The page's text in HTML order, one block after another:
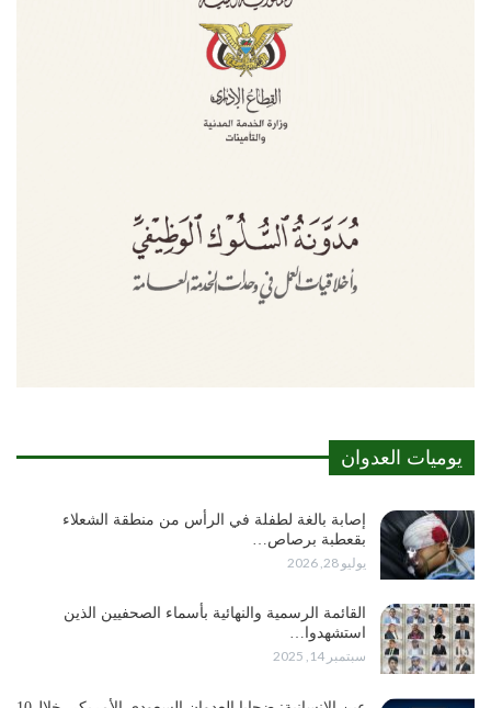
يوميات العدوان
إصابة بالغة لطفلة في الرأس من منطقة الشعلاء
بقعطبة برصاص…
يوليو 28, 2026
القائمة الرسمية والنهائية بأسماء الصحفيين الذين
استشهدوا…
سبتمبر 14, 2025